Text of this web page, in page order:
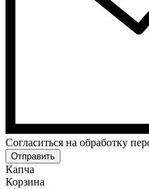
Cогласиться на обработку
Отправить
Капча
Корзина